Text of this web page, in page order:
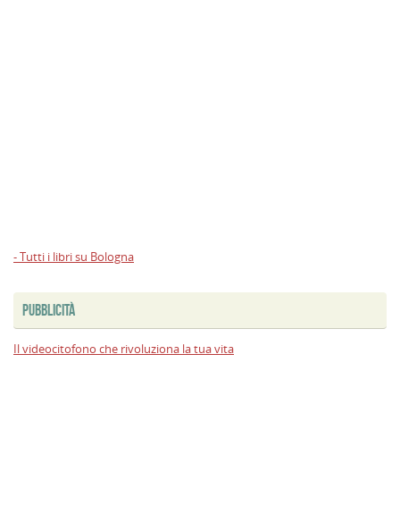
- Tutti i libri su Bologna
PUBBLICITÀ
Il videocitofono che rivoluziona la tua vita